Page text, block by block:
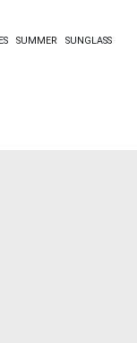
SUMMER SUNGLASS